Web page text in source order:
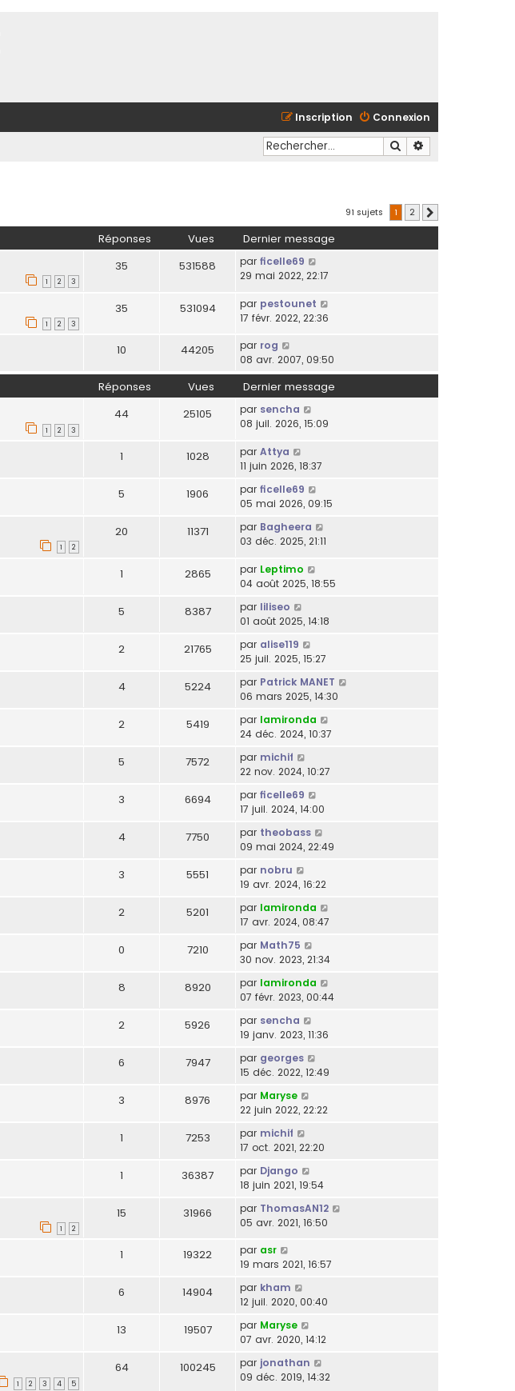
Connexion
Inscription
Rechercher
91 sujets 1 2
Réponses Vues Dernier message
1 2 3
35 531588 par ficelle69
29 mai 2022, 22:17
1 2 3
35 531094 par pestounet
17 févr. 2022, 22:36
10 44205 par rog
08 avr. 2007, 09:50
Réponses Vues Dernier message
1 2 3
44 25105 par sencha
08 juil. 2026, 15:09
1 1028 par Attya
11 juin 2026, 18:37
5 1906 par ficelle69
05 mai 2026, 09:15
1 2
20 11371 par Bagheera
03 déc. 2025, 21:11
1 2865 par Leptimo
04 août 2025, 18:55
5 8387 par liliseo
01 août 2025, 14:18
2 21765 par alise119
25 juil. 2025, 15:27
4 5224 par Patrick MANET
06 mars 2025, 14:30
2 5419 par lamironda
24 déc. 2024, 10:37
5 7572 par michif
22 nov. 2024, 10:27
3 6694 par ficelle69
17 juil. 2024, 14:00
4 7750 par theobass
09 mai 2024, 22:49
3 5551 par nobru
19 avr. 2024, 16:22
2 5201 par lamironda
17 avr. 2024, 08:47
0 7210 par Math75
30 nov. 2023, 21:34
8 8920 par lamironda
07 févr. 2023, 00:44
2 5926 par sencha
19 janv. 2023, 11:36
6 7947 par georges
15 déc. 2022, 12:49
3 8976 par Maryse
22 juin 2022, 22:22
1 7253 par michif
17 oct. 2021, 22:20
1 36387 par Django
18 juin 2021, 19:54
1 2
15 31966 par ThomasAN12
05 avr. 2021, 16:50
1 19322 par asr
19 mars 2021, 16:57
6 14904 par kham
12 juil. 2020, 00:40
13 19507 par Maryse
07 avr. 2020, 14:12
1 2 3 4 5
64 100245 par jonathan
09 déc. 2019, 14:32